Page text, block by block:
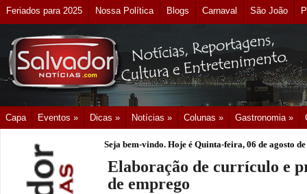
Feriados para 2025 Nossa Política Blogs Carnaval São João
Capa Eventos » Dicas » Notícias » Colunas » Gastronomia »
Seja bem-vindo. Hoje é Quinta-feira, 06 de agosto
Elaboração de currículo e
de emprego